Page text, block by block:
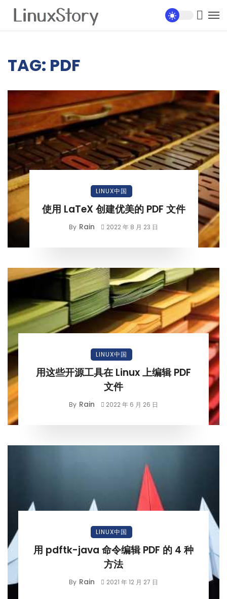
TAG: PDF
LINUX中国
使用 LaTeX 创建优美的 PDF 文件
By Rain 2022 年 8 月 23 日
LINUX中国
用这些开源工具在 Linux 上编辑 PDF
文件
By Rain 2022 年 6 月 26 日
LINUX中国
用 pdftk-java 命令编辑 PDF 的 4 种
方法
By Rain 2021 年 12 月 27 日